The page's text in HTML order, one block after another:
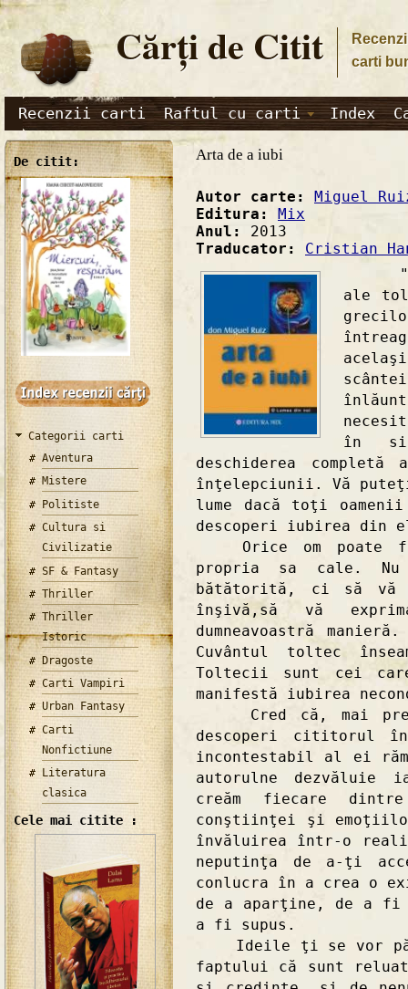
Cărţi de Citit
carti
Recenzii carti Raftul cu carti Index
De citit:
Categorii carti
Aventura
Mistere
Politiste
Cultura si
Civilizatie
SF & Fantasy
Thriller
Thriller
Istoric
Dragoste
Carti Vampiri
Urban Fantasy
Carti
Nonfictiune
Literatura
clasica
Cele mai citite :
Arta de a iubi
Autor carte: Miguel
Editura: Mix
Anul: 2013
Traducator: Cristian
ale
în
deschiderea
înţelepciunii. Vă puteţi
lume dacă toţi
descoperi iubirea din
Orice om poate
propria sa cale.
bătătorită, ci să vă
înşivă,să vă
dumneavoastră
Cuvântul toltec
Toltecii sunt cei
manifestă iubirea
Cred că, mai
descoperi cititorul
incontestabil al ei
autorulne dezvăluie
creăm fiecare
conştiinţei şi
învăluirea într-o
neputinţa de a-ţi
conlucra în a crea o
de a aparţine, de a fi
a fi supus.
Ideile ţi se vor
faptului că sunt